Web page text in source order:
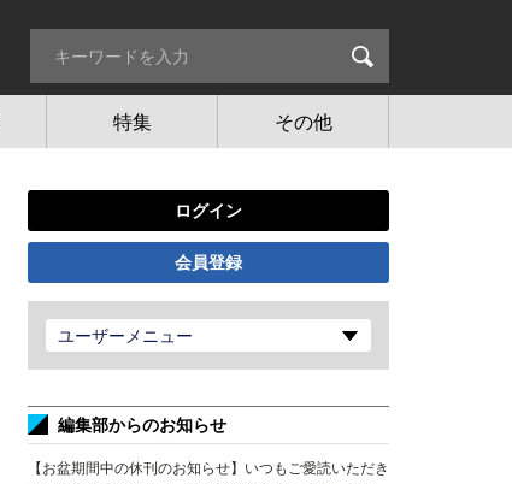
特集 その他
ログイン
会員登録
ユーザーメニュー
編集部からのお知らせ
【お盆期間中の休刊のお知らせ】いつもご愛読いただき